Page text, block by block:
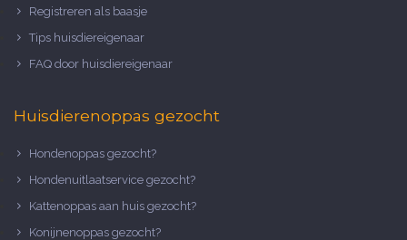
Registreren als baasje
Tips huisdiereigenaar
FAQ door huisdiereigenaar
Huisdierenoppas gezocht
Hondenoppas gezocht?
Hondenuitlaatservice gezocht?
Kattenoppas aan huis gezocht?
Konijnenoppas gezocht?